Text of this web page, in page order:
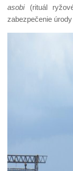
asobi(rituál
zabezpečenie